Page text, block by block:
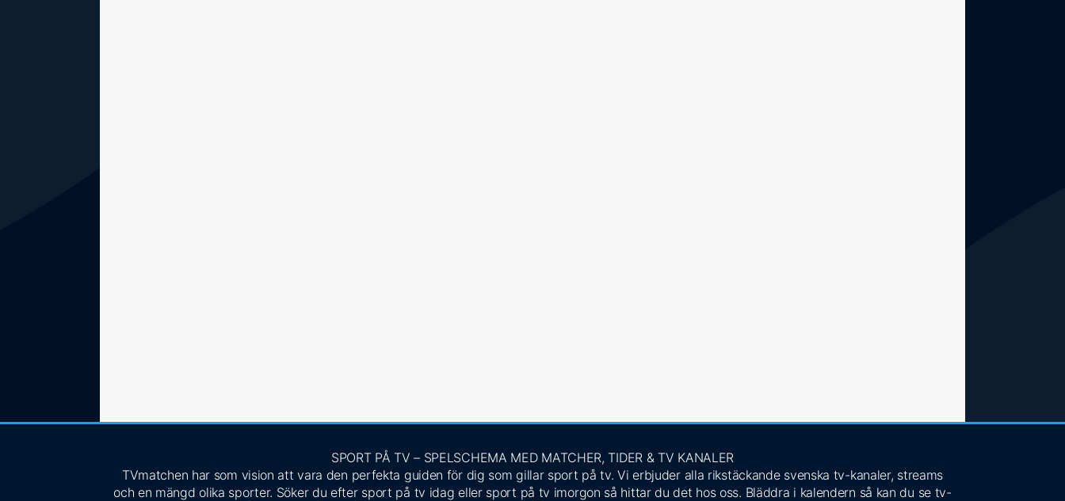
SPORT PÅ TV – SPELSCHEMA MED MATCHER, TIDER & TV KANALER
TVmatchen har som vision att vara den perfekta guiden för dig som gillar sport på tv. Vi erbjuder alla rikstäckande svenska tv-kanaler, streams
och en mängd olika sporter. Söker du efter sport på tv idag eller sport på tv imorgon så hittar du det hos oss. Bläddra i kalendern så kan du se tv-